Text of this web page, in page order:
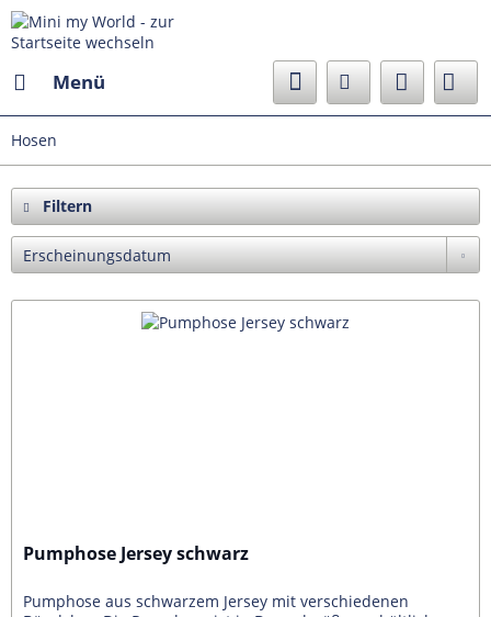
Menü
Hosen
Filtern
Erscheinungsdatum
Pumphose Jersey schwarz
Pumphose aus schwarzem Jersey mit verschiedenen